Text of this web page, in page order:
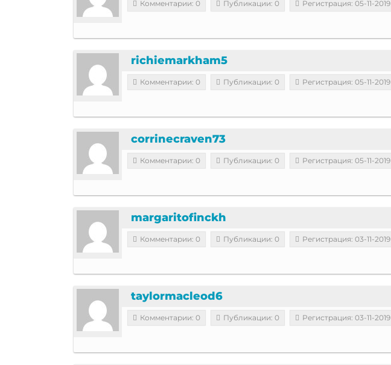
Комментарии: 0 Публикации: 0 Регистрация: 05-11-2019
richiemarkham5
Комментарии: 0 Публикации: 0 Регистрация: 05-11-2019
corrinecraven73
Комментарии: 0 Публикации: 0 Регистрация: 05-11-2019
margaritofinckh
Комментарии: 0 Публикации: 0 Регистрация: 03-11-2019
taylormacleod6
Комментарии: 0 Публикации: 0 Регистрация: 03-11-2019